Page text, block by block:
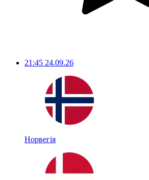
21:45 24.09.26
Норвегія